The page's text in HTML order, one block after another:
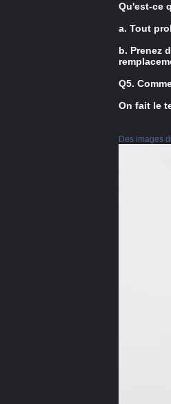
Qu'est-ce
a. Tout
b. Prenez
Q5.
On fait le
Des images